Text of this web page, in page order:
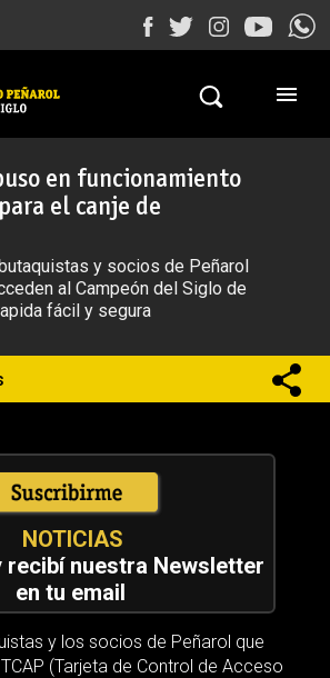
en funcionamiento
el canje de
y socios de Peñarol
al Campeón del Siglo de
fácil y segura
NOTICIAS
recibí nuestra Newsletter
en tu email
y los socios de Peñarol que
(Tarjeta de Control de Acceso